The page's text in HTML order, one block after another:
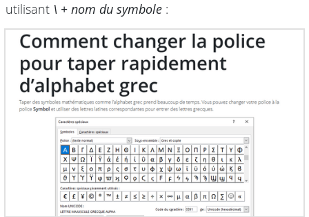
utilisant \ + nom du symbole :